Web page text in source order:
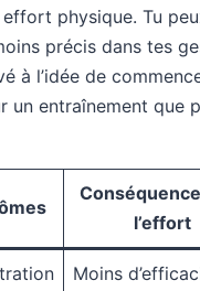
physique. Tu
précis dans tes
à l’idée de
un entraînement que
l’effort
Moins